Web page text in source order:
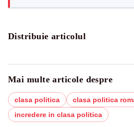
Distribuie articolul
Mai multe articole despre
clasa politica
clasa politica
incredere in clasa politica